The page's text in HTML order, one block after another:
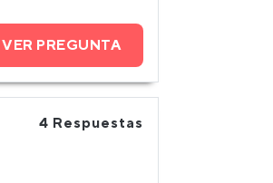
VER PREGUNTA
4 Respuestas